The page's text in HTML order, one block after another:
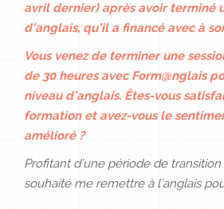
avril dernier) après avoir terminé
d’anglais, qu’il a financé avec à
Vous venez de terminer une
de 30 heures avec Form@nglais
niveau d’anglais. Êtes-vous
formation et avez-vous le
amélioré ?
Profitant d’une période de transition
souhaité me remettre à l’anglais